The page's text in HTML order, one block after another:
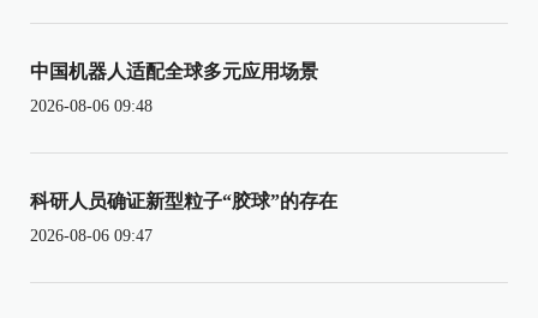
中国机器人适配全球多元应用场景
2026-08-06 09:48
科研人员确证新型粒子“胶球”的存在
2026-08-06 09:47